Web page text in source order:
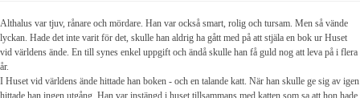
Althalus var tjuv, rånare och mördare. Han var också smart, rolig och tursam. Men så vände
lyckan. Hade det inte varit för det, skulle han aldrig ha gått med på att stjäla en bok ur Huset
vid världens ände. En till synes enkel uppgift och ändå skulle han få guld nog att leva på i flera
år.
I Huset vid världens ände hittade han boken - och en talande katt. När han skulle ge sig av igen
hittade han ingen utgång. Han var instängd i huset tillsammans med katten som sa att hon hade